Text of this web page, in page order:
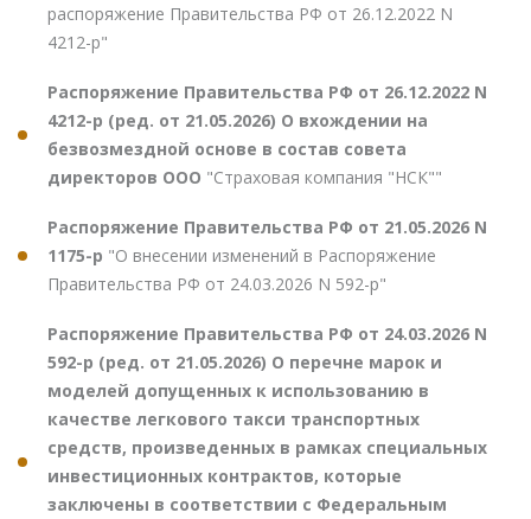
распоряжение Правительства РФ от 26.12.2022 N
4212-р"
Распоряжение Правительства РФ от 26.12.2022 N
4212-р (ред. от 21.05.2026) О вхождении на
безвозмездной основе в состав совета
директоров ООО "Страховая компания "НСК""
Распоряжение Правительства РФ от 21.05.2026 N
1175-р "О внесении изменений в Распоряжение
Правительства РФ от 24.03.2026 N 592-р"
Распоряжение Правительства РФ от 24.03.2026 N
592-р (ред. от 21.05.2026) О перечне марок и
моделей допущенных к использованию в
качестве легкового такси транспортных
средств, произведенных в рамках специальных
инвестиционных контрактов, которые
заключены в соответствии с Федеральным